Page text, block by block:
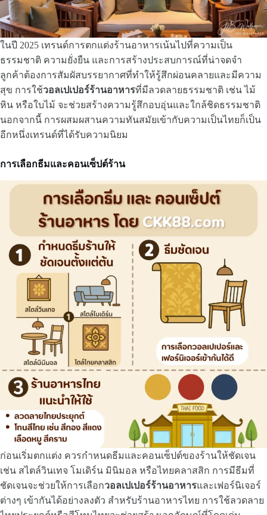
ในปี 2025 เทรนด์การตกแต่งร้านอาหารเน้นไปที่ความเป็น
ธรรมชาติ ความยั่งยืน และการสร้างประสบการณ์ที่น่าจดจำ
ลูกค้าต้องการสัมผัสบรรยากาศที่ทำให้รู้สึกผ่อนคลายและมีความ
สุข การใช้วอลเปเปอร์ร้านอาหารที่มีลวดลายธรรมชาติ เช่น ไม้
หิน หรือใบไม้ จะช่วยสร้างความรู้สึกอบอุ่นและใกล้ชิดธรรมชาติ
นอกจากนี้ การผสมผสานความทันสมัยเข้ากับความเป็นไทยก็เป็น
อีกหนึ่งเทรนด์ที่ได้รับความนิยม
การเลือกธีมและคอนเซ็ปต์ร้าน
ก่อนเริ่มตกแต่ง ควรกำหนดธีมและคอนเซ็ปต์ของร้านให้ชัดเจน
เช่น สไตล์วินเทจ โมเดิร์น มินิมอล หรือไทยคลาสสิก การมีธีมที่
ชัดเจนจะช่วยให้การเลือกวอลเปเปอร์ร้านอาหารและเฟอร์นิเจอร์
ต่างๆ เข้ากันได้อย่างลงตัว สำหรับร้านอาหารไทย การใช้ลวดลาย